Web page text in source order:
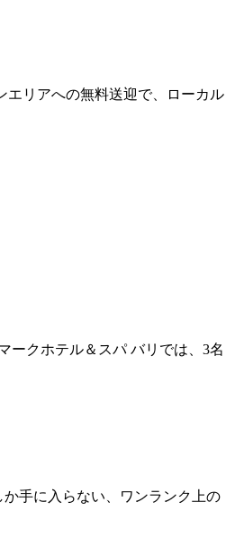
エリアへの無料送迎で、ローカル
ークホテル＆スパ バリでは、3名
手に入らない、ワンランク上の